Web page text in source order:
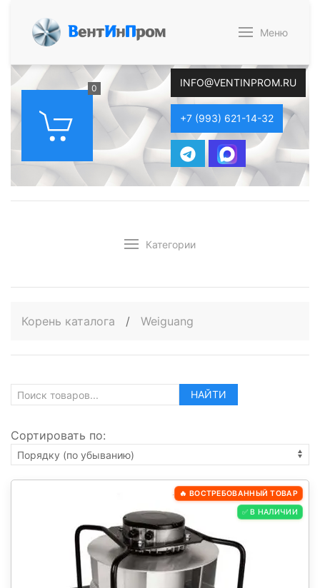
ВентИнПром Меню
0 INFO@VENTINPROM.RU
+7 (993) 621-14-32
Категории
Корень каталога / Weiguang
НАЙТИ
Сортировать по:
🔥 ВОСТРЕБОВАННЫЙ ТОВАР
✅ В НАЛИЧИИ